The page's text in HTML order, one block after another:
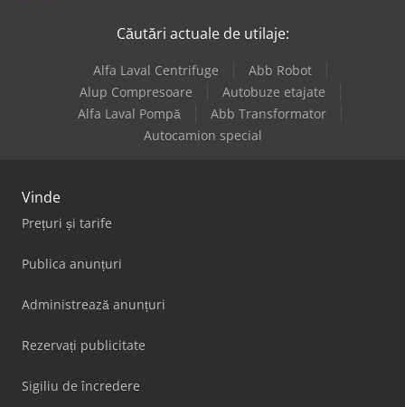
Căutări actuale de utilaje:
Alfa Laval Centrifuge
Abb Robot
Alup Compresoare
Autobuze etajate
Alfa Laval Pompă
Abb Transformator
Autocamion special
Vinde
Prețuri și tarife
Publica anunțuri
Administrează anunțuri
Rezervați publicitate
Sigiliu de încredere